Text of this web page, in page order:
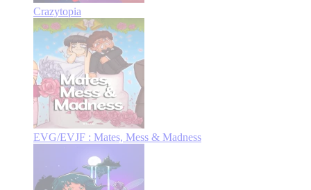
Crazytopia
EVG/EVJF : Mates, Mess & Madness